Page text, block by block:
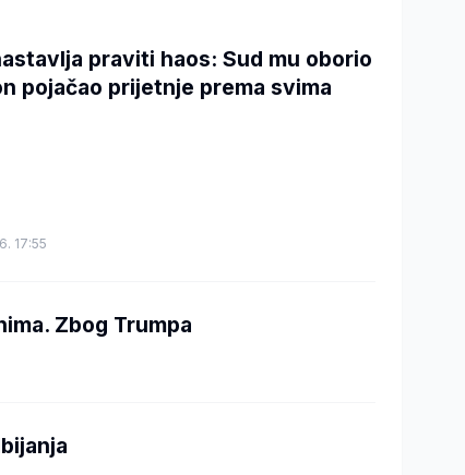
praviti haos: Sud mu oborio
pojačao prijetnje prema svima
17:55
Zbog Trumpa